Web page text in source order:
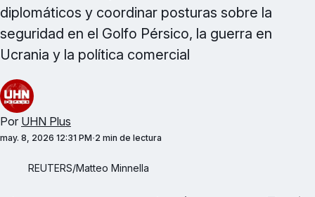
diplomáticos y coordinar posturas sobre la
seguridad en el Golfo Pérsico, la guerra en
Ucrania y la política comercial
Por UHN Plus
may. 8, 2026 12:31 PM 2 min de lectura
REUTERS/Matteo Minnella